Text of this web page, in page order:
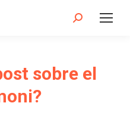
Search:
sobre el